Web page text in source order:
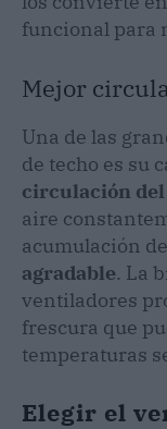
funcional para
Mejor
Una de las
de techo es su
circulación
aire
acumulación
agradable. La
ventiladores
frescura que
temperaturas
Elegir el